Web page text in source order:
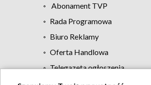
Abonament TVP
Rada Programowa
Biuro Reklamy
Oferta Handlowa
Telegazeta ogłoszenia